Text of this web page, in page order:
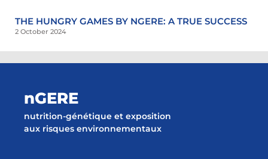
THE HUNGRY GAMES BY NGERE: A TRUE SUCCESS
2 October 2024
nGERE
nutrition-génétique et exposition
aux risques environnementaux